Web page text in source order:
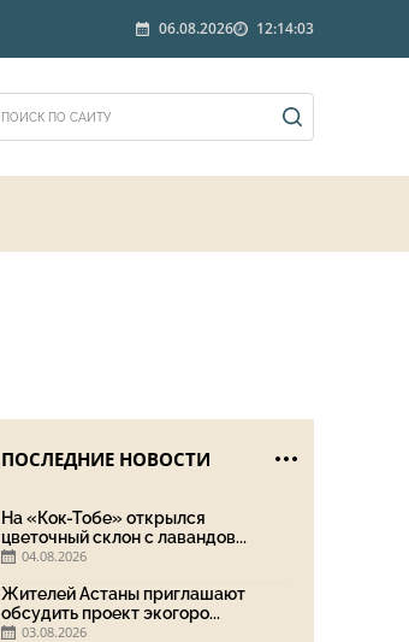
06.08.2026 12:14:03
ПОСЛЕДНИЕ НОВОСТИ
На «Кок-Тобе» открылся
цветочный склон с лавандов...
04.08.2026
Жителей Астаны приглашают
обсудить проект экогоро...
03.08.2026